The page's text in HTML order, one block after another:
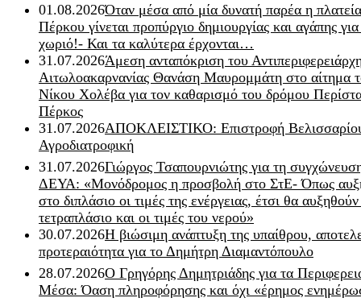
01.08.2026Όταν μέσα από μία δυνατή παρέα η
Πέρκου γίνεται προπύργιο δημιουργίας και αγάπης
χωριό!- Και τα καλύτερα έρχονται…
31.07.2026Άμεση ανταπόκριση του
Αιτωλοακαρνανίας Θανάση Μαυρομμάτη στο αίτημα
Νίκου Χολέβα για τον καθαρισμό του δρόμου
Πέρκος
31.07.2026ΑΠΟΚΛΕΙΣΤΙΚΟ: Επιστροφή
Αγροδιατροφική
31.07.2026Γιώργος Τσαπουρνιώτης για τη
ΔΕΥΑ: «Μονόδρομος η προσβολή στο ΣτΕ- Όπως
στο διπλάσιο οι τιμές της ενέργειας, έτσι θα
τετραπλάσιο και οι τιμές του νερού»
30.07.2026Η βιώσιμη ανάπτυξη της υπαίθρου,
προτεραιότητα για το Δημήτρη Διαμαντόπουλο
28.07.2026Ο Γρηγόρης Δημητριάδης για τα
Μέσα: Όαση πληροφόρησης και όχι «έρημος